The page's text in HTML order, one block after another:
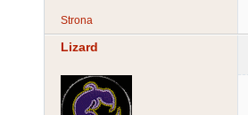
Strona
Lizard